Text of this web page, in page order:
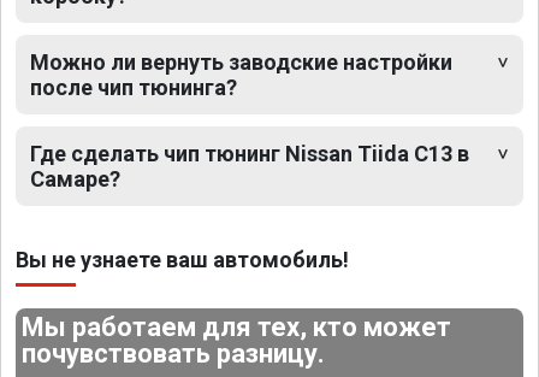
Можно ли вернуть заводские настройки
после чип тюнинга?
Где сделать чип тюнинг Nissan Tiida C13 в
Самаре?
Вы не узнаете ваш автомобиль!
Мы работаем для тех, кто может
почувствовать разницу.